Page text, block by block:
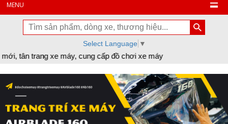
MENU
Select Language ▼
xe máy, cung cấp đồ chơi xe máy